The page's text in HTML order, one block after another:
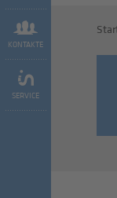
KONTAKTE
SERVICE